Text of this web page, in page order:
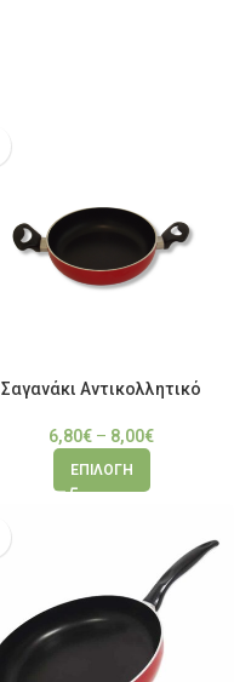
Σαγανάκι Αντικολλητικό
6,80€ – 8,00€
ΕΠΙΛΟΓΉ